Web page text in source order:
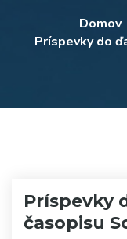
Domov
Príspevky do
Príspevky
časopisu